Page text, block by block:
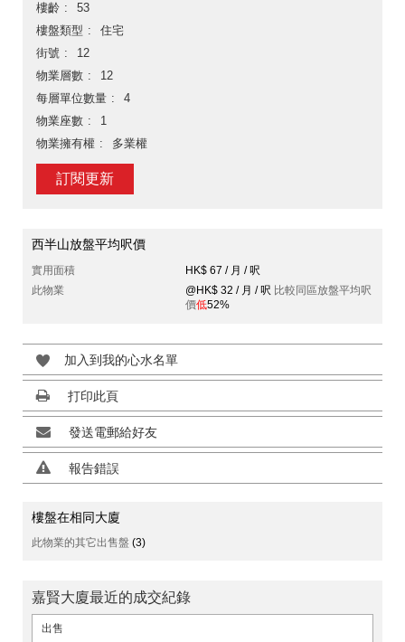
樓齡
53
樓盤類型
住宅
街號
12
物業層數
12
每層單位數量
4
物業座數
1
物業擁有權
多業權
訂閱更新
西半山放盤平均呎價
實用面積
HK$ 67 / 月 / 呎
此物業
@HK$ 32 / 月 / 呎 比較同區放盤平均呎
價低52%
加入到我的心水名單
打印此頁
發送電郵給好友
報告錯誤
樓盤在相同大廈
此物業的其它出售盤 (3)
嘉賢大廈最近的成交紀錄
出售